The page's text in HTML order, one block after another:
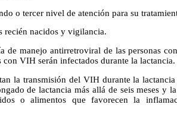
o tercer nivel de atención para su
recién nacidos y vigilancia.
de manejo antirretroviral de las personas
con VIH serán infectados durante la lactancia.
la transmisión del VIH durante la
de lactancia más allá de seis meses y
o alimentos que favorecen la